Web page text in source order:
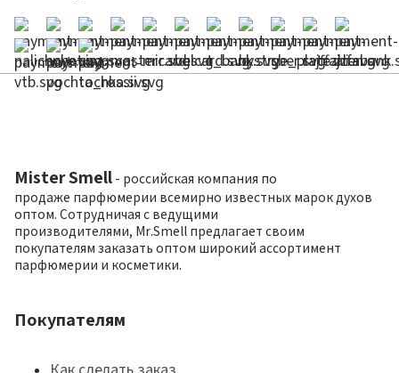
Mister Smell - российская компания по
продаже парфюмерии всемирно известных марок духов
оптом. Сотрудничая с ведущими
производителями, Mr.Smell предлагает своим
покупателям заказать оптом широкий ассортимент
парфюмерии и косметики.
Покупателям
Как сделать заказ